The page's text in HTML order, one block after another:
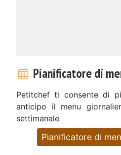
Pianificatore di
Petitchef ti consente di
anticipo il menu
settimanale
Pianificatore di